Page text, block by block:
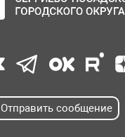
Отправить сообщение